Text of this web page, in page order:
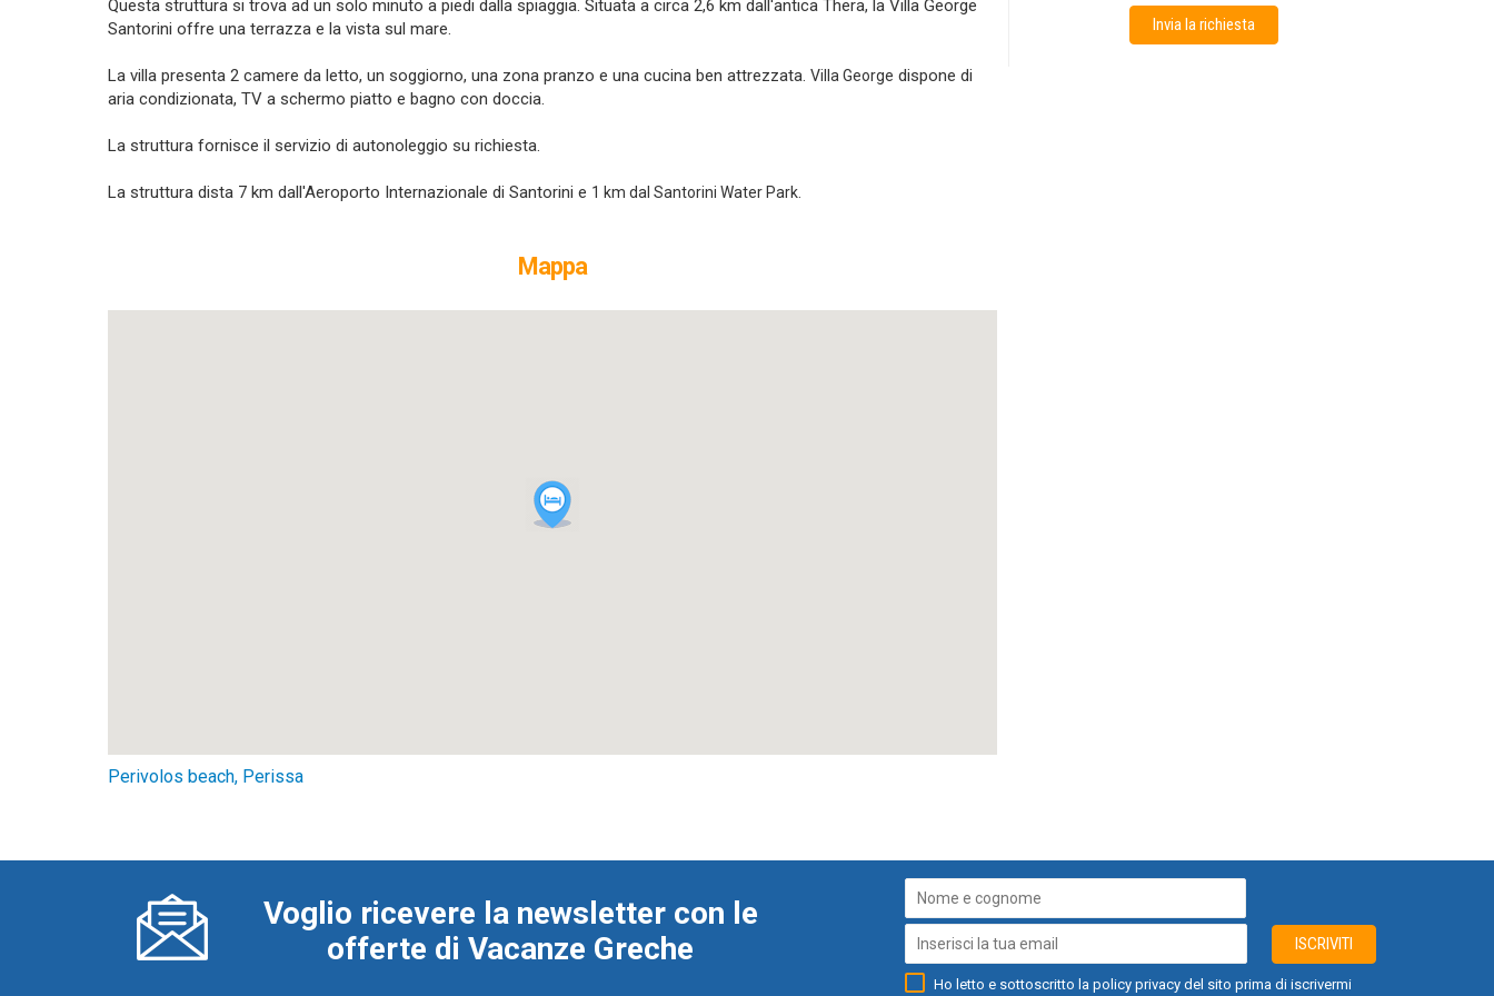
Questa struttura si trova ad un solo minuto a piedi dalla spiaggia. Situata a circa 2,6 km dall'antica Thera, la Villa George
Santorini offre una terrazza e la vista sul mare.
La villa presenta 2 camere da letto, un soggiorno, una zona pranzo e una cucina ben attrezzata. Villa George dispone di
aria condizionata, TV a schermo piatto e bagno con doccia.
La struttura fornisce il servizio di autonoleggio su richiesta.
La struttura dista 7 km dall'Aeroporto Internazionale di Santorini e 1 km dal Santorini Water Park.
Mappa
Perivolos beach, Perissa
Invia la richiesta
ISCRIVITI
Ho letto e sottoscritto la policy privacy del sito prima di iscrivermi
Voglio ricevere la newsletter con le
offerte di Vacanze Greche